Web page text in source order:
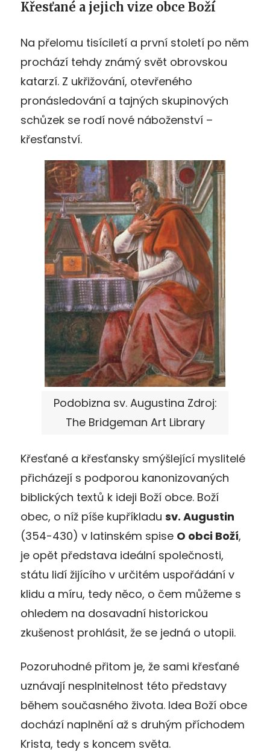
Křesťané a jejich vize obce Boží
Na přelomu tisíciletí a první století po něm
prochází tehdy známý svět obrovskou
katarzí. Z ukřižování, otevřeného
pronásledování a tajných skupinových
schůzek se rodí nové náboženství –
křesťanství.
Podobizna sv. Augustina Zdroj:
The Bridgeman Art Library
Křesťané a křesťansky smýšlející myslitelé
přicházejí s podporou kanonizovaných
biblických textů k ideji Boží obce. Boží
obec, o níž píše kupříkladu sv. Augustin
(354-430) v latinském spise O obci Boží,
je opět představa ideální společnosti,
státu lidí žijícího v určitém uspořádání v
klidu a míru, tedy něco, o čem můžeme s
ohledem na dosavadní historickou
zkušenost prohlásit, že se jedná o utopii.
Pozoruhodné přitom je, že sami křesťané
uznávají nesplnitelnost této představy
během současného života. Idea Boží obce
dochází naplnění až s druhým příchodem
Krista, tedy s koncem světa.